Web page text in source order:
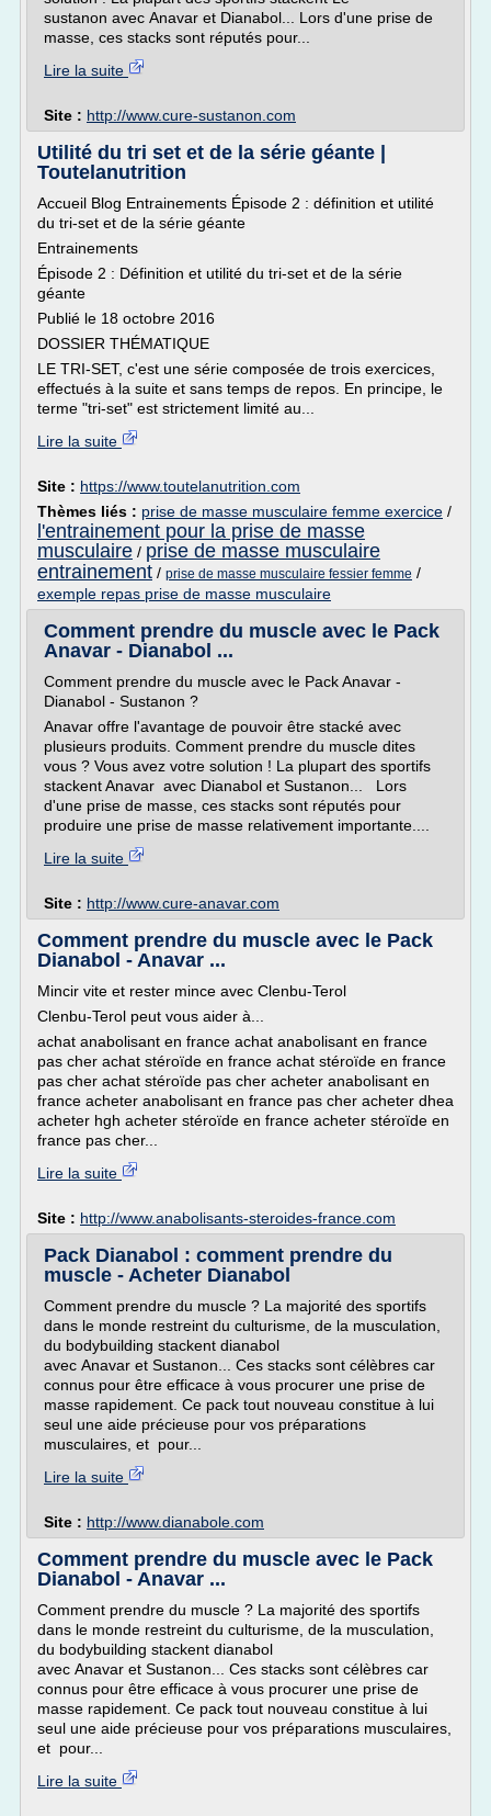
sustanon avec Anavar et Dianabol... Lors d'une prise de
masse, ces stacks sont réputés pour...
Lire la suite
Site : http://www.cure-sustanon.com
Utilité du tri set et de la série géante |
Toutelanutrition
Accueil Blog Entrainements Épisode 2 : définition et utilité
du tri-set et de la série géante
Entrainements
Épisode 2 : Définition et utilité du tri-set et de la série
géante
Publié le 18 octobre 2016
DOSSIER THÉMATIQUE
LE TRI-SET, c'est une série composée de trois exercices,
effectués à la suite et sans temps de repos. En principe, le
terme "tri-set" est strictement limité au...
Lire la suite
Site : https://www.toutelanutrition.com
Thèmes liés : prise de masse musculaire femme exercice /
l'entrainement pour la prise de masse
musculaire / prise de masse musculaire
entrainement / prise de masse musculaire fessier femme /
exemple repas prise de masse musculaire
Comment prendre du muscle avec le Pack
Anavar - Dianabol ...
Comment prendre du muscle avec le Pack Anavar -
Dianabol - Sustanon ?
Anavar offre l'avantage de pouvoir être stacké avec
plusieurs produits. Comment prendre du muscle dites
vous ? Vous avez votre solution ! La plupart des sportifs
stackent Anavar avec Dianabol et Sustanon... Lors
d'une prise de masse, ces stacks sont réputés pour
produire une prise de masse relativement importante....
Lire la suite
Site : http://www.cure-anavar.com
Comment prendre du muscle avec le Pack
Dianabol - Anavar ...
Mincir vite et rester mince avec Clenbu-Terol
Clenbu-Terol peut vous aider à...
achat anabolisant en france achat anabolisant en france
pas cher achat stéroïde en france achat stéroïde en france
pas cher achat stéroïde pas cher acheter anabolisant en
france acheter anabolisant en france pas cher acheter dhea
acheter hgh acheter stéroïde en france acheter stéroïde en
france pas cher...
Lire la suite
Site : http://www.anabolisants-steroides-france.com
Pack Dianabol : comment prendre du
muscle - Acheter Dianabol
Comment prendre du muscle ? La majorité des sportifs
dans le monde restreint du culturisme, de la musculation,
du bodybuilding stackent dianabol
avec Anavar et Sustanon... Ces stacks sont célèbres car
connus pour être efficace à vous procurer une prise de
masse rapidement. Ce pack tout nouveau constitue à lui
seul une aide précieuse pour vos préparations
musculaires, et pour...
Lire la suite
Site : http://www.dianabole.com
Comment prendre du muscle avec le Pack
Dianabol - Anavar ...
Comment prendre du muscle ? La majorité des sportifs
dans le monde restreint du culturisme, de la musculation,
du bodybuilding stackent dianabol
avec Anavar et Sustanon... Ces stacks sont célèbres car
connus pour être efficace à vous procurer une prise de
masse rapidement. Ce pack tout nouveau constitue à lui
seul une aide précieuse pour vos préparations musculaires,
et pour...
Lire la suite